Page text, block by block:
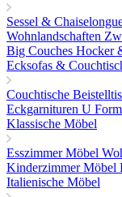
Sessel &
Wohnlandschaften
Big Couches Hocker
Ecksofas &
Couchtische
Eckgarnituren U Form
Klassische Möbel
Esszimmer Möbel
Kinderzimmer Möbel
Italienische Möbel